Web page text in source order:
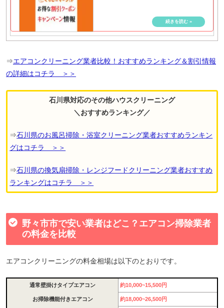
⇒エアコンクリーニング業者比較！おすすめランキング＆割引情報
の詳細はコチラ ＞＞
石川県対応のその他ハウスクリーニング
＼おすすめランキング／
⇒石川県のお風呂掃除・浴室クリーニング業者おすすめランキン
グはコチラ ＞＞
⇒石川県の換気扇掃除・レンジフードクリーニング業者おすすめ
ランキングはコチラ ＞＞
野々市市で安い業者はどこ？エアコン掃除業者
の料金を比較
エアコンクリーニングの料金相場は以下のとおりです。
通常壁掛けタイプエアコン 約10,000~15,500円
お掃除機能付きエアコン 約18,000~26,500円